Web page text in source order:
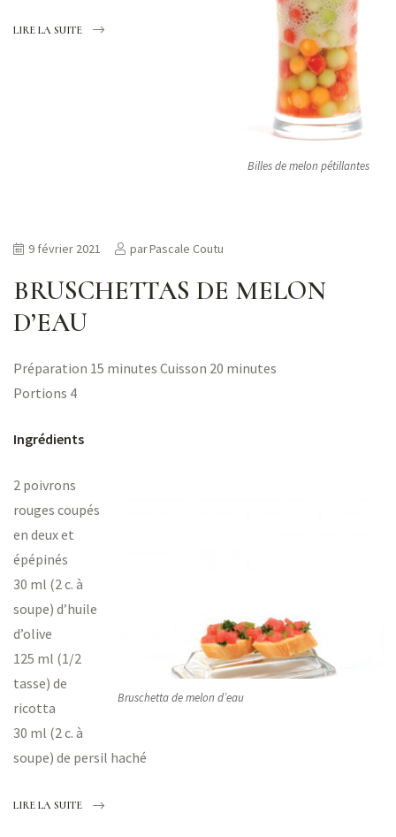
Billes de melon pétillantes
LIRE LA SUITE
BRUSCHETTAS DE MELON
D’EAU
9 février 2021 parPascale Coutu
Préparation 15 minutes Cuisson 20 minutes
Portions 4
Ingrédients
Bruschetta de melon d’eau
2 poivrons
rouges coupés
en deux et
épépinés
30 ml (2 c. à
soupe) d’huile
d’olive
125 ml (1/2
tasse) de
ricotta
30 ml (2 c. à
soupe) de persil haché
LIRE LA SUITE